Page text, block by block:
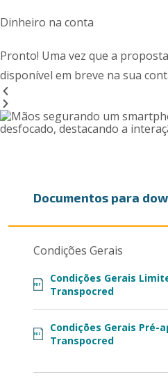
Dinheiro na conta
Pronto! Uma vez que a
disponível em breve na sua
Documentos para
Condições Gerais
Condições Gerais
Transpocred
PDF
Condições Gerais Pré-
Transpocred
PDF